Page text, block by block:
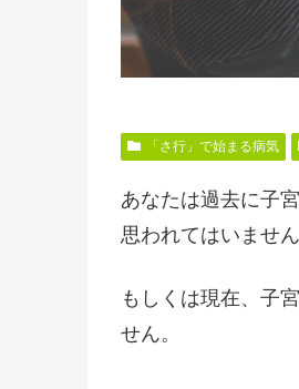
「さ行」で始まる病気
あなたは過去に子
思われてはいませ
もしくは現在、子
せん。